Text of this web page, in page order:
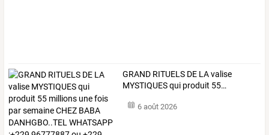
GRAND RITUELS DE LAvalise
MYSTIQUESqui produit 55…
6 août 2026